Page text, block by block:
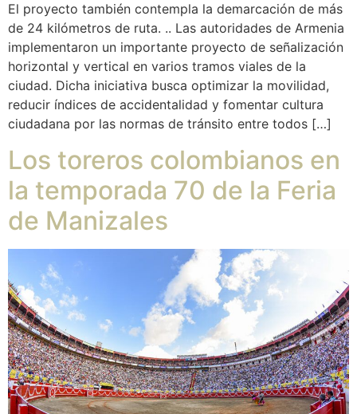
El proyecto también contempla la demarcación de más
de 24 kilómetros de ruta. .. Las autoridades de Armenia
implementaron un importante proyecto de señalización
horizontal y vertical en varios tramos viales de la
ciudad. Dicha iniciativa busca optimizar la movilidad,
reducir índices de accidentalidad y fomentar cultura
ciudadana por las normas de tránsito entre todos […]
Los toreros colombianos en
la temporada 70 de la Feria
de Manizales